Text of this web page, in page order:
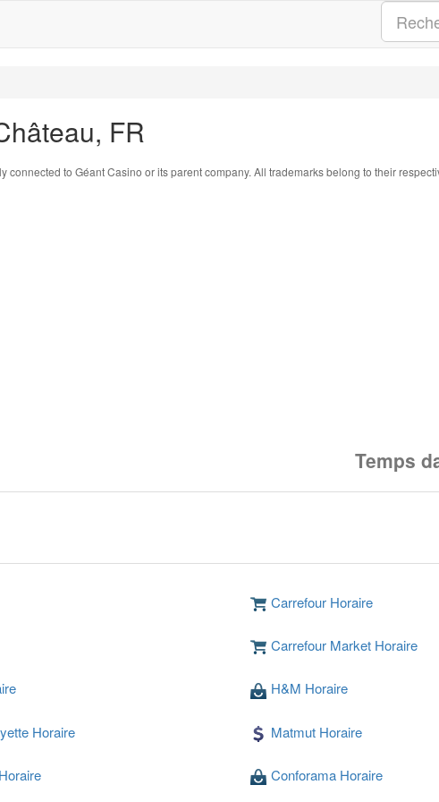
FR
to Géant Casino or its parent company. All trademarks belong to their
Temps
Carrefour Horaire
Carrefour Market Horaire
H&M Horaire
Horaire Matmut Horaire
Conforama Horaire